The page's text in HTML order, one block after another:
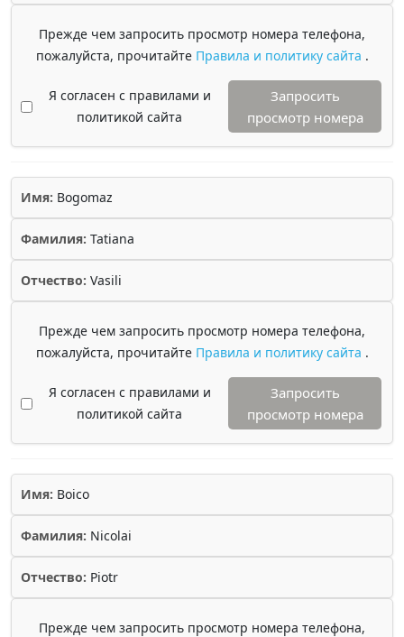
Прежде чем запросить просмотр номера телефона,
пожалуйста, прочитайте Правила и политику сайта .
Я согласен с правилами и
политикой сайта
Запросить
просмотр номера
Имя: Bogomaz
Фамилия: Tatiana
Отчество: Vasili
Прежде чем запросить просмотр номера телефона,
пожалуйста, прочитайте Правила и политику сайта .
Я согласен с правилами и
политикой сайта
Запросить
просмотр номера
Имя: Boico
Фамилия: Nicolai
Отчество: Piotr
Прежде чем запросить просмотр номера телефона,